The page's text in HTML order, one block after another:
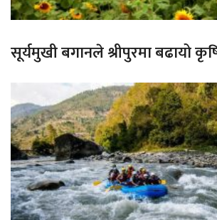
सूर्यमुखी बगानले श्रीपुरमा बढायो